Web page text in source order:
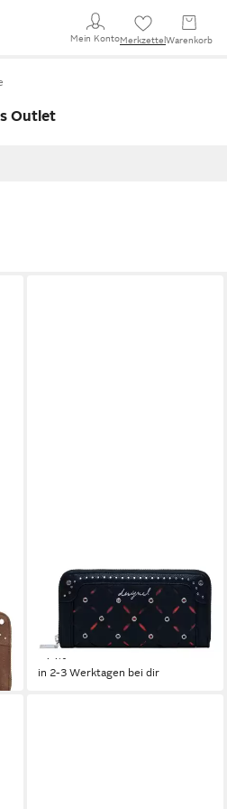
Mein KontoMerkzettel Warenkorb
Outlet
DESIGUAL
Geldbörse Yankee Fiona Long
Wallet
ab 33,84 € UVP 59,95 €
in 2-3 Werktagen bei dir